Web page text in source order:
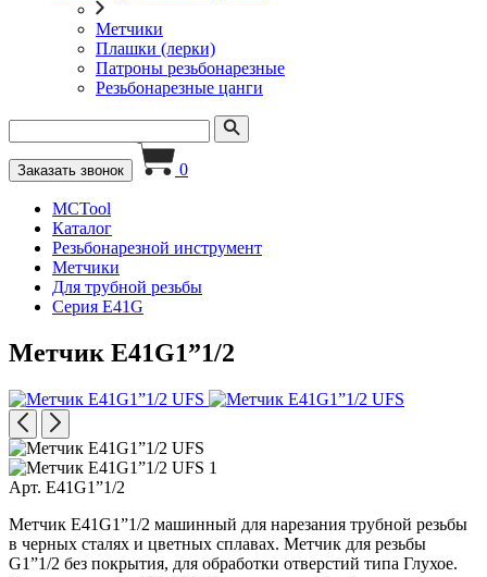
Метчики
Плашки (лерки)
Патроны резьбонарезные
Резьбонарезные цанги
Заказать звонок 0
MCTool
Каталог
Резьбонарезной инструмент
Метчики
Для трубной резьбы
Серия E41G
Метчик E41G1”1/2
Арт. E41G1”1/2
Метчик E41G1”1/2 машинный для нарезания трубной резьбы
в черных сталях и цветных сплавах. Метчик для резьбы
G1”1/2 без покрытия, для обработки отверстий типа Глухое.